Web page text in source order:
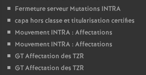
Fermeture serveur Mutations INTRA
capa hors classe et titularisation certifies
Mouvement INTRA : Affectations
Mouvement INTRA : Affectations
GT Affectation des TZR
GT Affectation des TZR